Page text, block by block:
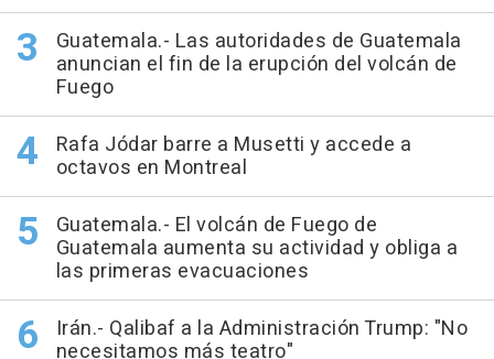
Guatemala.- Las autoridades de Guatemala
anuncian el fin de la erupción del volcán de
Fuego
Rafa Jódar barre a Musetti y accede a
octavos en Montreal
Guatemala.- El volcán de Fuego de
Guatemala aumenta su actividad y obliga a
las primeras evacuaciones
Irán.- Qalibaf a la Administración Trump: "No
necesitamos más teatro"